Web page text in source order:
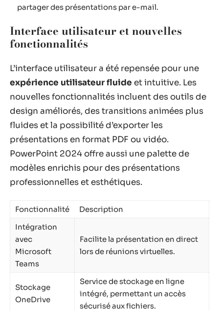
partager des présentations par e-mail.
Interface utilisateur et nouvelles
fonctionnalités
L’interface utilisateur a été repensée pour une
expérience utilisateur fluide et intuitive. Les
nouvelles fonctionnalités incluent des outils de
design améliorés, des transitions animées plus
fluides et la possibilité d’exporter les
présentations en format PDF ou vidéo.
PowerPoint 2024 offre aussi une palette de
modèles enrichis pour des présentations
professionnelles et esthétiques.
Fonctionnalité
Description
Intégration
avec
Microsoft
Teams
Facilite la présentation en direct
lors de réunions virtuelles.
Stockage
OneDrive
Service de stockage en ligne
intégré, permettant un accès
sécurisé aux fichiers.